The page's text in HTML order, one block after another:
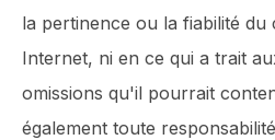
la pertinence ou la fiabilité du
Internet, ni en ce qui a trait
omissions qu'il pourrait
également toute